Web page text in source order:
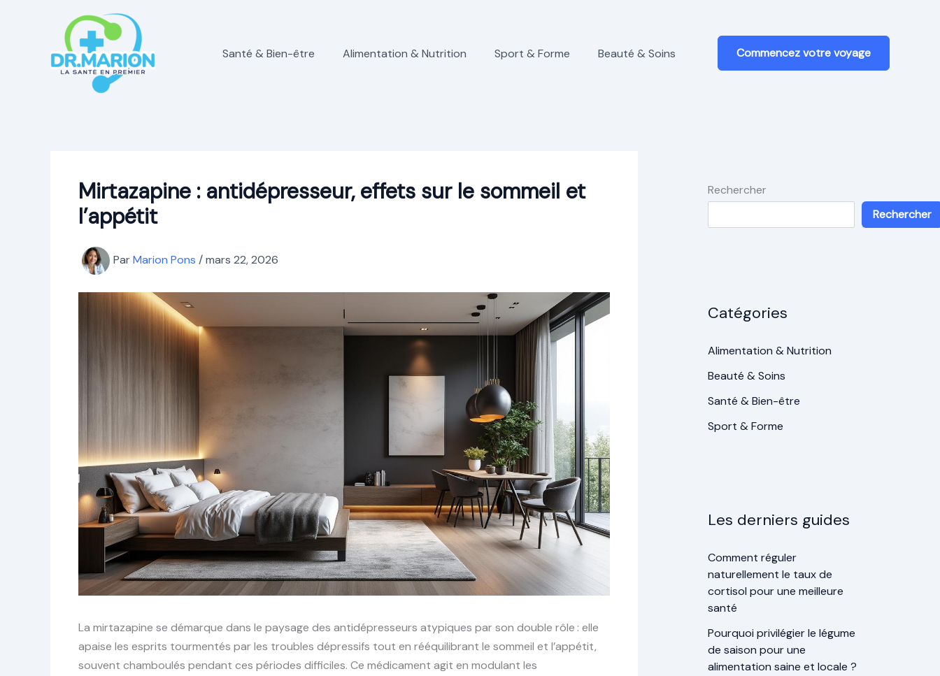
Santé & Bien-être Alimentation & Nutrition Sport & Forme Beauté & Soins Commencez votre voyage
Mirtazapine : antidépresseur, effets sur le sommeil et
l’appétit
ParMarion Pons /mars 22, 2026
La mirtazapine se démarque dans le paysage des antidépresseurs atypiques par son double rôle : elle
apaise les esprits tourmentés par les troubles dépressifs tout en rééquilibrant le sommeil et l’appétit,
souvent chamboulés pendant ces périodes difficiles. Ce médicament agit en modulant les
Rechercher
Rechercher
Catégories
Alimentation & Nutrition
Beauté & Soins
Santé & Bien-être
Sport & Forme
Les derniers guides
Comment réguler
naturellement le taux de
cortisol pour une meilleure
santé
Pourquoi privilégier le légume
de saison pour une
alimentation saine et locale ?